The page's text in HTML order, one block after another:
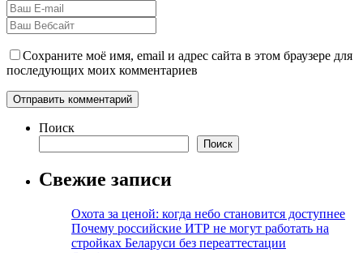
Сохраните моё имя, email и адрес сайта в этом браузере для
последующих моих комментариев
Поиск
Поиск
Свежие записи
Охота за ценой: когда небо становится доступнее
Почему российские ИТР не могут работать на
стройках Беларуси без переаттестации